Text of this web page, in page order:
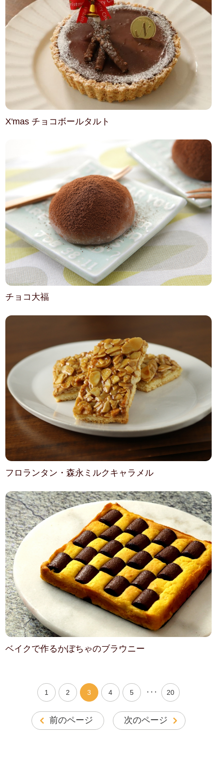
X'mas チョコボールタルト
チョコ大福
フロランタン・森永ミルクキャラメル
ベイクで作るかぼちゃのブラウニー
前のページ
1 2 3 4 5 ・・・ 20
次のページ